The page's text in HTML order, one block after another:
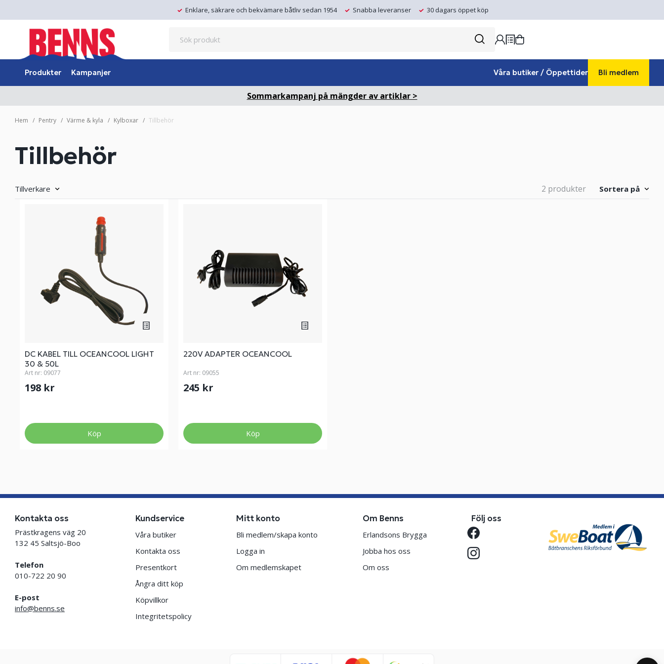
Enklare, säkrare och bekvämare båtliv sedan 1954 Snabba leveranser 30 dagars öppet köp
Produkter Kampanjer Våra butiker / Öppettider Bli medlem
Sommarkampanj på mängder av artiklar >
Hem Pentry Värme & kyla Kylboxar Tillbehör
Tillbehör
Tillverkare 2 produkter Sortera på
DC KABEL TILL OCEANCOOL LIGHT
30 & 50L
Art nr: 09077
198 kr
Köp
220V ADAPTER OCEANCOOL
Art nr: 09055
245 kr
Köp
Kontakta oss
Prästkragens väg 20
132 45 Saltsjö-Boo
Telefon
010-722 20 90
E-post
info@benns.se
Kundservice
Våra butiker
Kontakta oss
Presentkort
Ångra ditt köp
Köpvillkor
Integritetspolicy
Mitt konto
Bli medlem/skapa konto
Logga in
Om medlemskapet
Om Benns
Erlandsons Brygga
Jobba hos oss
Om oss
Följ oss